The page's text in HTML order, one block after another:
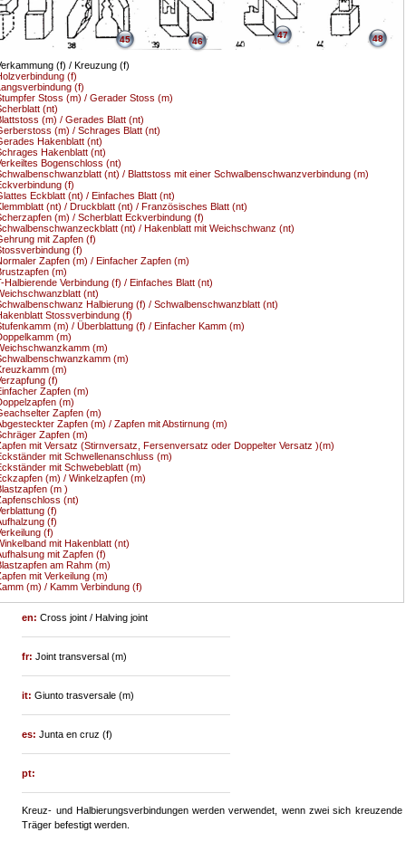
(f) / Kreuzung (f)
(f)
(f)
Stoss (m) / Gerader Stoss (m)
(nt)
(m) / Gerades Blatt (nt)
(m) / Schrages Blatt (nt)
Hakenblatt (nt)
Hakenblatt (nt)
Bogenschloss (nt)
(nt) / Blattstoss mit einer Schwalbenschwanzverbindung (m)
(f)
Eckblatt (nt) / Einfaches Blatt (nt)
(nt) / Druckblatt (nt) / Französisches Blatt (nt)
(m) / Scherblatt Eckverbindung (f)
(nt) / Hakenblatt mit Weichschwanz (nt)
mit Zapfen (f)
(f)
Zapfen (m) / Einfacher Zapfen (m)
(m)
Halbierende Verbindung (f) / Einfaches Blatt (nt)
(nt)
Halbierung (f) / Schwalbenschwanzblatt (nt)
Stossverbindung (f)
(m) / Überblattung (f) / Einfacher Kamm (m)
(m)
(m)
(m)
(m)
(f)
Zapfen (m)
(m)
Zapfen (m)
Zapfen (m) / Zapfen mit Abstirnung (m)
Zapfen (m)
mit Versatz (Stirnversatz, Fersenversatz oder Doppelter Versatz )(m)
mit Schwellenanschluss (m)
mit Schwebeblatt (m)
(m) / Winkelzapfen (m)
(m )
(nt)
(f)
(f)
(f)
mit Hakenblatt (nt)
45
mit Zapfen (f)
46
am Rahm (m)
47
mit Verkeilung (m)
48
(m) / Kamm Verbindung (f)
en:Cross joint / Halving joint
fr:Joint transversal (m)
it:Giunto trasversale (m)
es:Junta en cruz (f)
pt:
Kreuz- und Halbierungsverbindungen werden verwendet, wenn zwei sich kreuzende
Träger befestigt werden.